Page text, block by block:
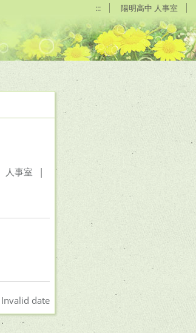
::: 陽明高中 人事室
人事室 |
Invalid date